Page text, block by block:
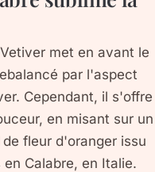
met en avant le
par l'aspect
Cependant, il s'offre
en misant sur un
fleur d'oranger issu
Calabre, en Italie.